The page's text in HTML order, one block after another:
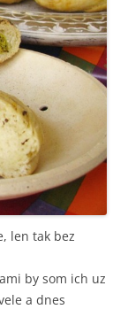
len tak bez
by som ich uz
a dnes